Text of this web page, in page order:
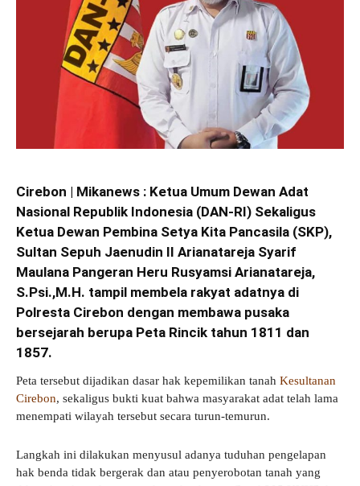
Cirebon | Mikanews : Ketua Umum Dewan Adat
Nasional Republik Indonesia (DAN-RI) Sekaligus
Ketua Dewan Pembina Setya Kita Pancasila (SKP),
Sultan Sepuh Jaenudin II Arianatareja Syarif
Maulana Pangeran Heru Rusyamsi Arianatareja,
S.Psi.,M.H. tampil membela rakyat adatnya di
Polresta Cirebon dengan membawa pusaka
bersejarah berupa Peta Rincik tahun 1811 dan
1857.
Peta tersebut dijadikan dasar hak kepemilikan tanah Kesultanan
Cirebon, sekaligus bukti kuat bahwa masyarakat adat telah lama
menempati wilayah tersebut secara turun-temurun.
Langkah ini dilakukan menyusul adanya tuduhan pengelapan
hak benda tidak bergerak dan atau penyerobotan tanah yang